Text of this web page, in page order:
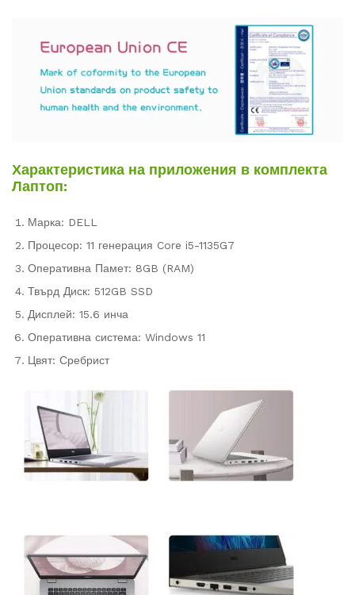
Характеристика на приложения в комплекта
Лаптоп:
Марка: DELL
Процесор: 11 генерация Core i5-1135G7
Оперативна Памет: 8GB (RAM)
Твърд Диск: 512GB SSD
Дисплей: 15.6 инча
Оперативна система: Windows 11
Цвят: Сребрист